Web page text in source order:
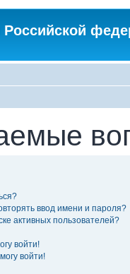
ввод имени и пароля?
активных пользователей?
войти!
войти!